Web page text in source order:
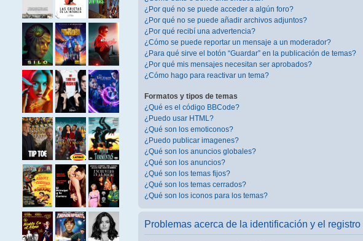
¿Por qué no se puede acceder a algún foro?
¿Por qué no se puede añadir archivos adjuntos?
¿Por qué recibí una advertencia?
¿Cómo se puede reportar un mensaje a un moderador?
¿Para qué sirve el botón “Guardar” en la publicación de temas?
¿Por qué mis mensajes necesitan ser aprobados?
¿Cómo hago para reactivar un tema?
Formatos y tipos de temas
¿Qué es el código BBCode?
¿Puedo usar HTML?
¿Qué son los emoticonos?
¿Puedo publicar imagenes?
¿Qué son los anuncios globales?
¿Qué son los anuncios?
¿Qué son los temas fijos?
¿Qué son los temas cerrados?
¿Qué son los iconos para los temas?
Problemas acerca de la identificación y el registro